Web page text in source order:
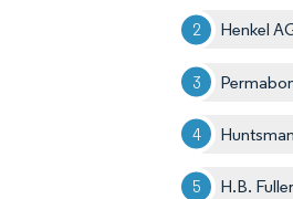
Henkel
H.B. Fuller